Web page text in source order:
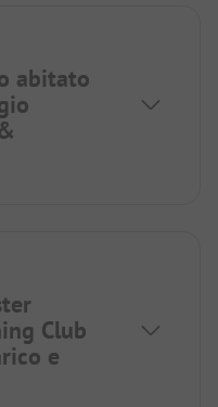
abitato
Club
e